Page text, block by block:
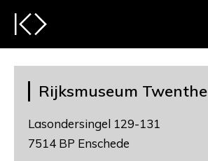
Rijksmuseum Twenthe
Lasondersingel 129-131
7514 BP Enschede